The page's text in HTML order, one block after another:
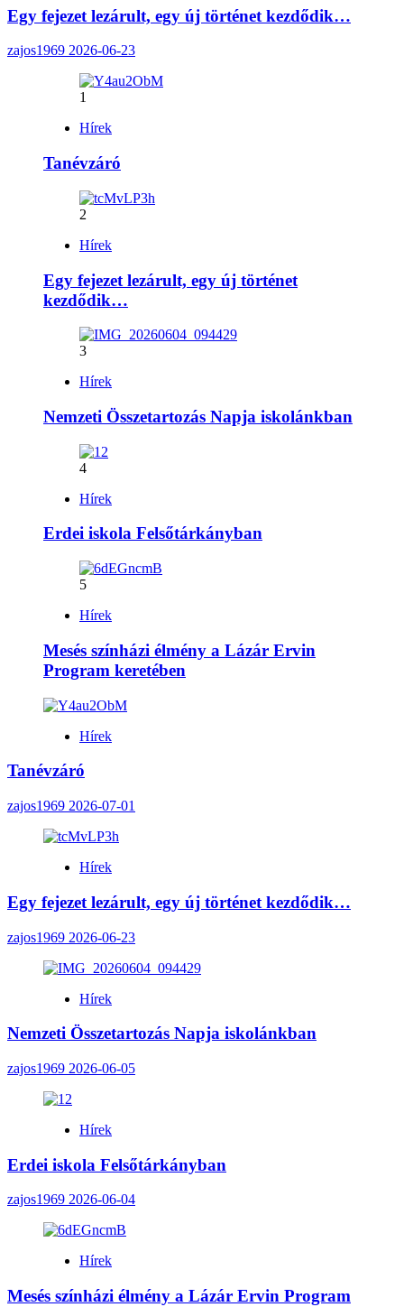
Egy fejezet lezárult, egy új történet kezdődik…
zajos1969 2026-06-23
1
Hírek
Tanévzáró
2
Hírek
Egy fejezet lezárult, egy új történet
kezdődik…
3
Hírek
Nemzeti Összetartozás Napja iskolánkban
4
Hírek
Erdei iskola Felsőtárkányban
5
Hírek
Mesés színházi élmény a Lázár Ervin
Program keretében
Hírek
Tanévzáró
zajos1969 2026-07-01
Hírek
Egy fejezet lezárult, egy új történet kezdődik…
zajos1969 2026-06-23
Hírek
Nemzeti Összetartozás Napja iskolánkban
zajos1969 2026-06-05
Hírek
Erdei iskola Felsőtárkányban
zajos1969 2026-06-04
Hírek
Mesés színházi élmény a Lázár Ervin Program